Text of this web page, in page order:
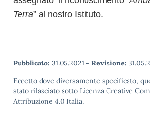
Terra” al nostro Istituto.
Pubblicato: 31.05.2021 - Revisione:
Eccetto dove diversamente specificato,
stato rilasciato sotto Licenza Creative
Attribuzione 4.0 Italia.